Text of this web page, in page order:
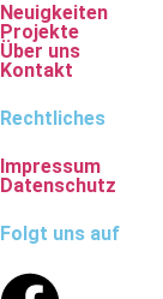
Neuigkeiten
Projekte
Über uns
Kontakt
Rechtliches
Impressum
Datenschutz
Folgt uns auf